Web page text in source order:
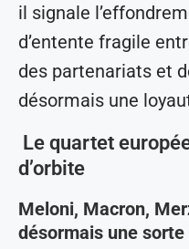
il signale
d’entente fragile
des partenariats et
désormais une
Le quartet
d’orbite
Meloni, Macron,
désormais une